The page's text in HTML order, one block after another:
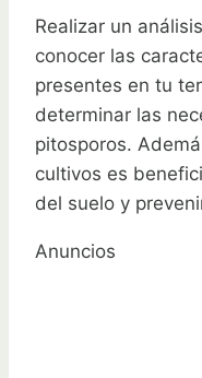
Realizar un
conocer las
presentes en tu
determinar las
pitosporos.
cultivos es
del suelo y
Anuncios